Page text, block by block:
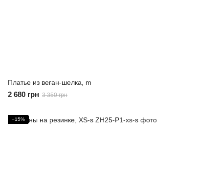
Платье из веган-шелка, m
2 680 грн 3 350 грн
−15%